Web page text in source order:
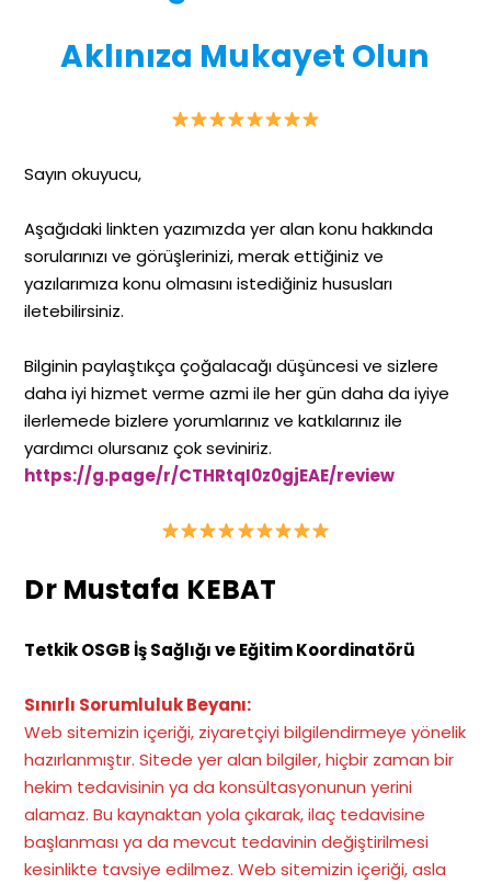
Aklınıza Mukayet Olun
Sayın okuyucu,
Aşağıdaki linkten yazımızda yer alan konu hakkında
sorularınızı ve görüşlerinizi, merak ettiğiniz ve
yazılarımıza konu olmasını istediğiniz hususları
iletebilirsiniz.
Bilginin paylaştıkça çoğalacağı düşüncesi ve sizlere
daha iyi hizmet verme azmi ile her gün daha da iyiye
ilerlemede bizlere yorumlarınız ve katkılarınız ile
yardımcı olursanız çok seviniriz.
https://g.page/r/CTHRtqI0z0gjEAE/review
Dr Mustafa KEBAT
Tetkik OSGB İş Sağlığı ve Eğitim Koordinatörü
Sınırlı Sorumluluk Beyanı:
Web sitemizin içeriği, ziyaretçiyi bilgilendirmeye yönelik
hazırlanmıştır. Sitede yer alan bilgiler, hiçbir zaman bir
hekim tedavisinin ya da konsültasyonunun yerini
alamaz. Bu kaynaktan yola çıkarak, ilaç tedavisine
başlanması ya da mevcut tedavinin değiştirilmesi
kesinlikte tavsiye edilmez. Web sitemizin içeriği, asla